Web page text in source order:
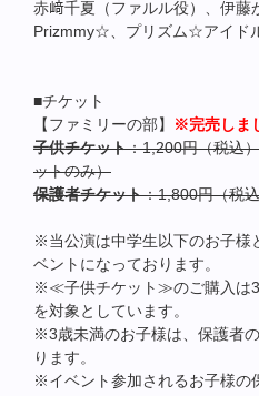
赤﨑千夏（ファルル役）、伊藤
Prizmmy☆、プリズム☆アイド
■チケット
【ファミリーの部】
※完売しま
子供チケット：1,200円（税込
ットのみ）
保護者チケット：1,800円（税
※当公演は中学生以下のお子様
ベントになっております。
※≪子供チケット≫のご購入は3
を対象としています。
※3歳未満のお子様は、保護者
ります。
※イベント参加されるお子様の